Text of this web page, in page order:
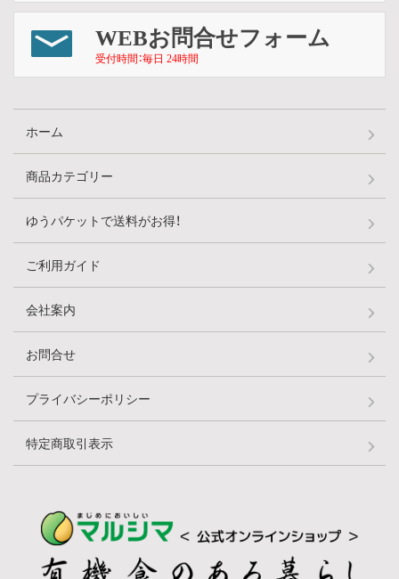
WEBお問合せフォーム
受付時間：毎日 24時間
ホーム
商品カテゴリー
ゆうパケットで送料がお得！
ご利用ガイド
会社案内
お問合せ
プライバシーポリシー
特定商取引表示